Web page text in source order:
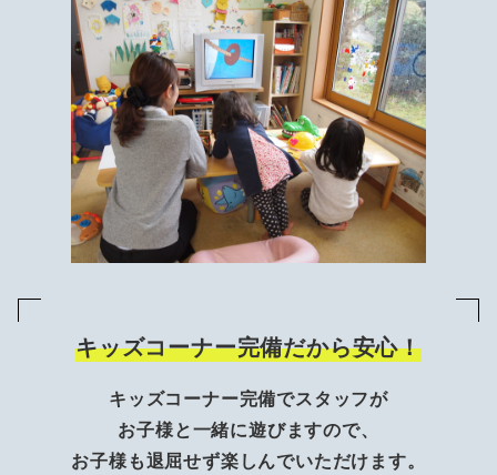
キッズコーナー完備だから安心！
キッズコーナー完備でスタッフが
お子様と一緒に遊びますので、
お子様も退屈せず楽しんでいただけます。